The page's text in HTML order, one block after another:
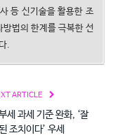
등 신기술을 활용한 조
법의 한계를 극복한 선
.
ARTICLE
세 과세 기준 완화, ‘잘
조치이다’ 우세